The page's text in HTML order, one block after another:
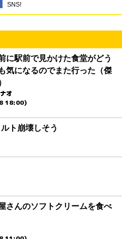
SNS!
に駅前で見かけた食堂がどう
気になるのでまた行った（傑
オ
18:00)
ト崩壊しそう
さんのソフトクリームを食べ